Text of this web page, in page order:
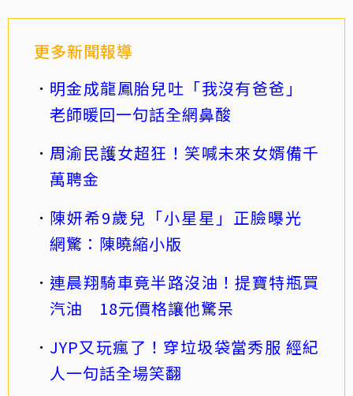
更多新聞報導
明金成龍鳳胎兒吐「我沒有爸爸」
老師暖回一句話全網鼻酸
周渝民護女超狂！笑喊未來女婿備千
萬聘金
陳妍希9歲兒「小星星」正臉曝光
網驚：陳曉縮小版
連晨翔騎車竟半路沒油！提寶特瓶買
汽油 18元價格讓他驚呆
JYP又玩瘋了！穿垃圾袋當秀服 經紀
人一句話全場笑翻